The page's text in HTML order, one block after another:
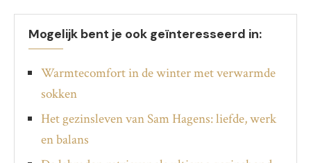
Mogelijk bent je ook geïnteresseerd in:
Warmtecomfort in de winter met verwarmde
sokken
Het gezinsleven van Sam Hagens: liefde, werk
en balans